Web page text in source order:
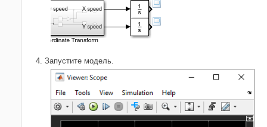
Запустите модель.